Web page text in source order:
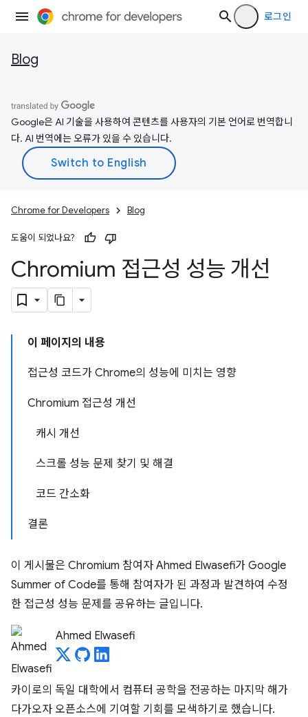
로그인
Blog
Google은 AI 기술을 사용하여 콘텐츠를 사용자의 기본 언어로 번역합니
다. AI 번역에는 오류가 있을 수 있습니다.
Chrome for Developers Blog
도움이 되었나요?
Chromium 접근성 성능 개선
이 페이지의 내용
접근성 코드가 Chrome의 성능에 미치는 영향
Chromium 접근성 개선
캐시 개선
스크롤 성능 문제 찾기 및 해결
코드 간소화
결론
이 게시물은 Chromium 참여자 ​​Ahmed Elwasefi가 Google
Summer of Code를 통해 참여자가 된 과정과 발견하여 수정
한 접근성 성능 문제를 공유하는 글입니다.
Ahmed Elwasefi
카이로의 독일 대학에서 컴퓨터 공학을 전공하는 마지막 해가
다가오자 오픈소스에 기여할 기회를 모색하기로 했습니다.